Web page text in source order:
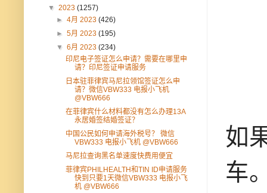
如
车
▼ 2023 (1257)
►4月 2023(426)
►5月 2023(195)
▼6月 2023(234)
印尼电子签证怎么申请？需要在哪里申
请？印尼签证申请服务
日本驻菲律宾马尼拉领馆签证怎么申
请？微信VBW333 电报小飞机
@VBW666
在菲律宾什么材料都没有怎么办理13A
永居婚签结婚签证？
中国公民如何申请海外税号？ 微信
VBW333 电报小飞机 @VBW666
马尼拉查询黑名单速度快费用便宜
菲律宾PHILHEALTH和TIN ID申请服务
快到只要1天微信VBW333 电报小飞
机 @VBW666